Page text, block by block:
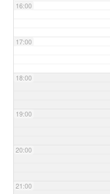
16:00
17:00
18:00
19:00
20:00
21:00